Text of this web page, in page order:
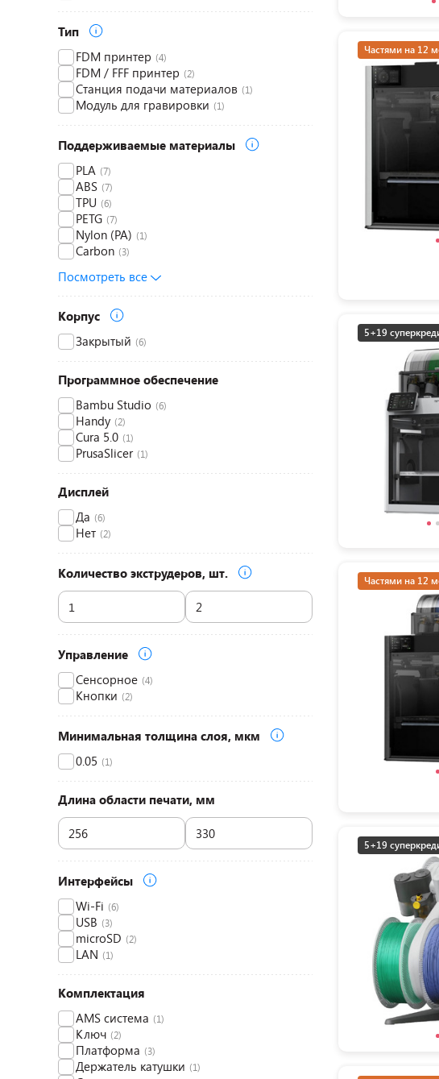
Тип
FDM принтер (4)
FDM / FFF принтер (2)
Станция подачи материалов (1)
Модуль для гравировки (1)
Поддерживаемые материалы
PLA (7)
ABS (7)
TPU (6)
PETG (7)
Nylon (PA) (1)
Carbon (3)
Посмотреть все
Корпус
Закрытый (6)
Программное обеспечение
Bambu Studio (6)
Handy (2)
Cura 5.0 (1)
PrusaSlicer (1)
Дисплей
Да (6)
Нет (2)
Количество экструдеров, шт.
Управление
Сенсорное (4)
Кнопки (2)
Минимальная толщина слоя, мкм
0.05 (1)
Длина области печати, мм
Интерфейсы
Wi-Fi (6)
USB (3)
microSD (2)
LAN (1)
Комплектация
AMS система (1)
Ключ (2)
Платформа (3)
Держатель катушки (1)
Частями на 12
5+19
Частями на 12
5+19